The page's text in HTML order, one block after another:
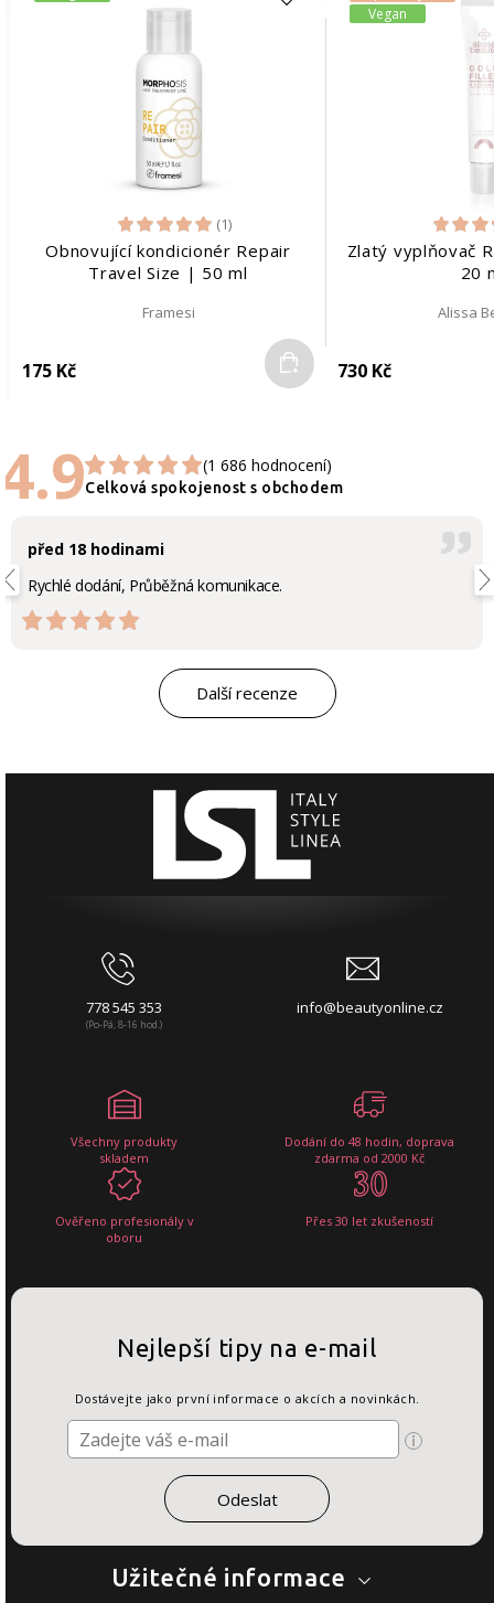
(1)
Obnovující kondicionér Repair
Travel Size | 50 ml
Framesi
175 Kč Do košíku
Vegan
Zlatý vyplňovač
20
Alissa
730 Kč
4.9 (1 686 hodnocení)
Celková spokojenost s obchodem
před 18 hodinami
Rychlé dodání, Průběžná komunikace.
Další recenze
778 545 353
(Po-Pá, 8-16 hod.)
info@beautyonline.cz
Všechny produkty
skladem
Dodání do 48 hodin, doprava
zdarma od 2000 Kč
Ověřeno profesionály v
oboru
Přes 30 let zkušeností
Užitečné informace
Nejlepší tipy na e-mail
Dostávejte jako první informace o akcích a novinkách.